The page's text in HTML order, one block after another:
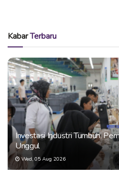
KabarTerbaru
Investasi Industri Tumbuh,
Unggul
Wed, 05 Aug 2026